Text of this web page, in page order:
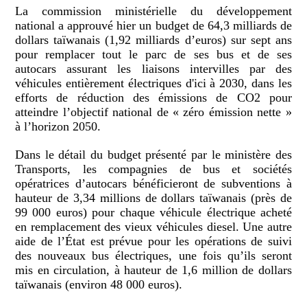
La commission ministérielle du développement
national a approuvé hier un budget de 64,3 milliards de
dollars taïwanais (1,92 milliards d’euros) sur sept ans
pour remplacer tout le parc de ses bus et de ses
autocars assurant les liaisons intervilles par des
véhicules entièrement électriques d'ici à 2030, dans les
efforts de réduction des émissions de CO2 pour
atteindre l’objectif national de « zéro émission nette »
à l’horizon 2050.
Dans le détail du budget présenté par le ministère des
Transports, les compagnies de bus et sociétés
opératrices d’autocars bénéficieront de subventions à
hauteur de 3,34 millions de dollars taïwanais (près de
99 000 euros) pour chaque véhicule électrique acheté
en remplacement des vieux véhicules diesel. Une autre
aide de l’État est prévue pour les opérations de suivi
des nouveaux bus électriques, une fois qu’ils seront
mis en circulation, à hauteur de 1,6 million de dollars
taïwanais (environ 48 000 euros).